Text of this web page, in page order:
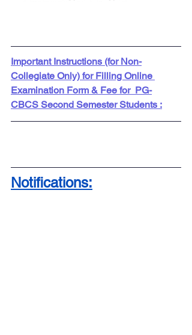
Important Instructions (for Non-
Collegiate Only) for Filling Online
Examination Form & Fee for  PG-
CBCS Second Semester Students :
Notifications: